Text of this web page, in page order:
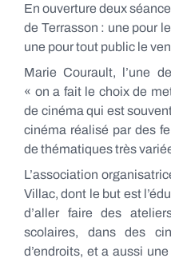
En ouverture deux
de Terrasson : une pour
une pour tout public le
Marie Courault, l’une
« on a fait le choix de
de cinéma qui est
cinéma réalisé par des
de thématiques très
L’association
Villac, dont le but est
d’aller faire des
scolaires, dans des
d’endroits, et a aussi